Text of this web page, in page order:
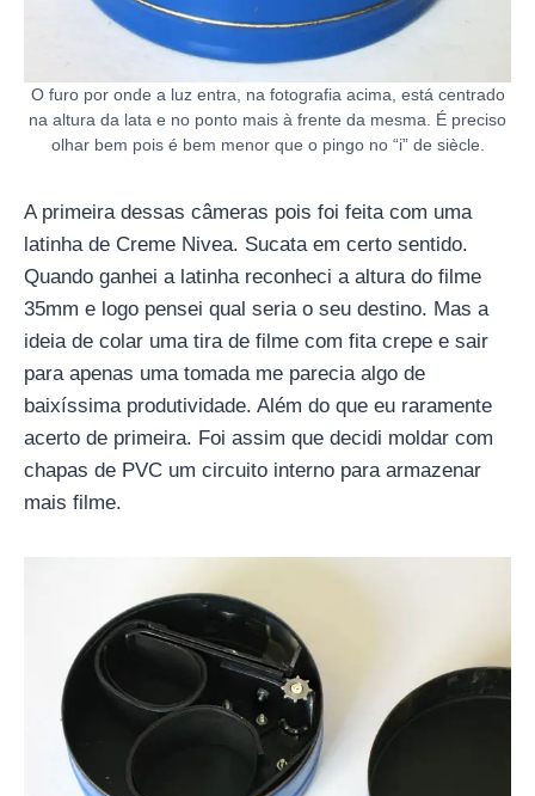
O furo por onde a luz entra, na fotografia acima, está centrado
na altura da lata e no ponto mais à frente da mesma. É preciso
olhar bem pois é bem menor que o pingo no “i” de siècle.
A primeira dessas câmeras pois foi feita com uma
latinha de Creme Nivea. Sucata em certo sentido.
Quando ganhei a latinha reconheci a altura do filme
35mm e logo pensei qual seria o seu destino. Mas a
ideia de colar uma tira de filme com fita crepe e sair
para apenas uma tomada me parecia algo de
baixíssima produtividade. Além do que eu raramente
acerto de primeira. Foi assim que decidi moldar com
chapas de PVC um circuito interno para armazenar
mais filme.